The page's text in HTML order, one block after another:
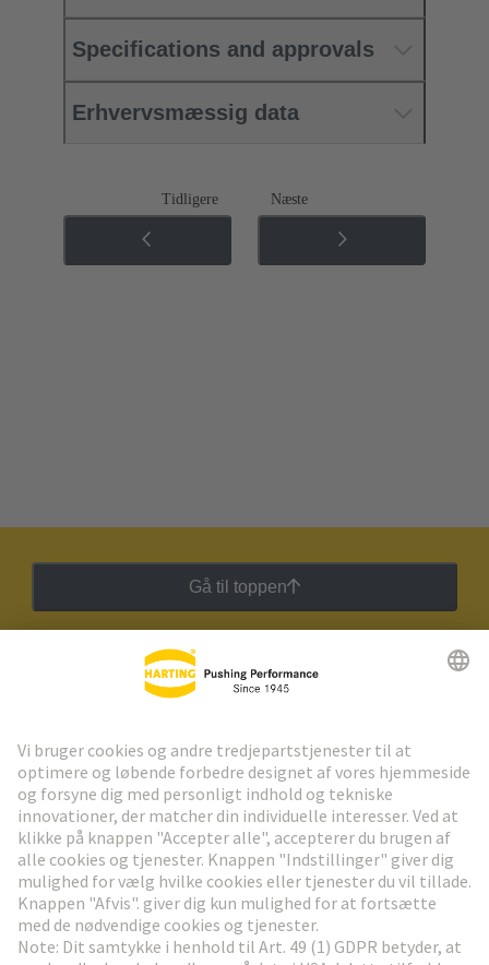
Specifications and approvals
Erhvervsmæssig data
Tidligere Næste
Gå til toppen
HARTING Newsletter
Gå til registrering
Social Media